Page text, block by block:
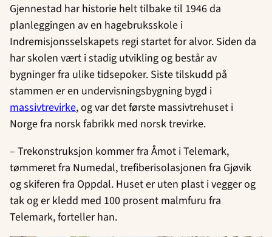
Gjennestad har historie helt tilbake til 1946 da
planleggingen av en hagebruksskole i
Indremisjonsselskapets regi startet for alvor. Siden da
har skolen vært i stadig utvikling og består av
bygninger fra ulike tidsepoker. Siste tilskudd på
stammen er en undervisningsbygning bygd i
massivtrevirke, og var det første massivtrehuset i
Norge fra norsk fabrikk med norsk trevirke.
– Trekonstruksjon kommer fra Åmot i Telemark,
tømmeret fra Numedal, trefiberisolasjonen fra Gjøvik
og skiferen fra Oppdal. Huset er uten plast i vegger og
tak og er kledd med 100 prosent malmfuru fra
Telemark, forteller han.